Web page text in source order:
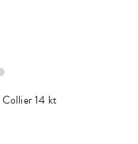
Collier 14 kt